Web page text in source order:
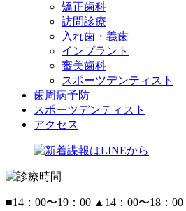
矯正歯科
訪問診療
入れ歯・義歯
インプラント
審美歯科
スポーツデンティスト
歯周病予防
スポーツデンティスト
アクセス
■14：00〜19：00 ▲ 14：00〜18：00